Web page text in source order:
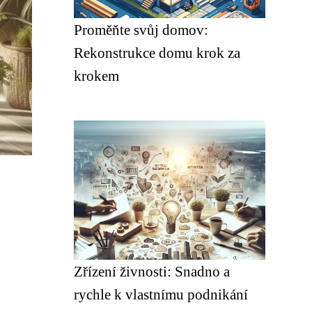
Proměňte svůj domov:
Rekonstrukce domu krok za
krokem
Zřízení živnosti: Snadno a
rychle k vlastnímu podnikání